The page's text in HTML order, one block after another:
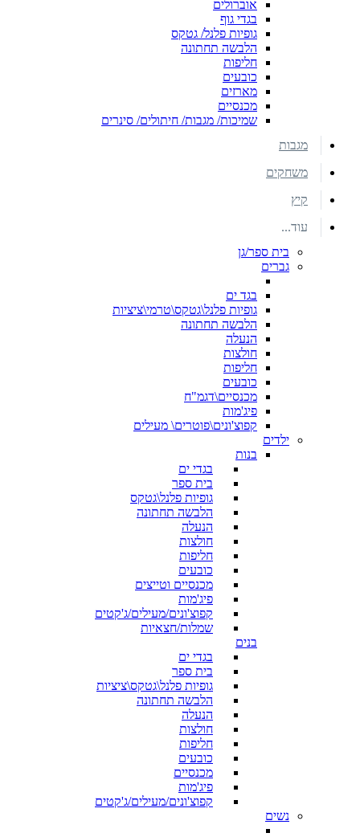
אוברולים
בגדי גוף
גופיות פלנל/ גטקס
הלבשה תחתונה
חליפות
כובעים
מארזים
מכנסיים
שמיכות/ מגבות/ חיתולים/ סינרים
מגבות
משחקים
קיץ
עוד...
בית ספר/גן
גברים
בגד ים
גופיות פלנל\גטקס\טרמי\ציציות
הלבשה תחתונה
הנעלה
חולצות
חליפות
כובעים
מכנסיים\דגמ"ח
פיג'מות
קפוצ'ונים\פוטרים\ מעילים
ילדים
בנות
בגדי ים
בית ספר
גופיות פלנל\גטקס
הלבשה תחתונה
הנעלה
חולצות
חליפות
כובעים
מכנסיים וטייצים
פיג'מות
קפוצ'ונים/מעילים/ג'קטים
שמלות/חצאיות
בנים
בגדי ים
בית ספר
גופיות פלנל\גטקס\ציציות
הלבשה תחתונה
הנעלה
חולצות
חליפות
כובעים
מכנסיים
פיג'מות
קפוצ'ונים/מעילים/ג'קטים
נשים